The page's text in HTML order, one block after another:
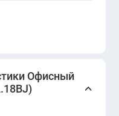
Офисный